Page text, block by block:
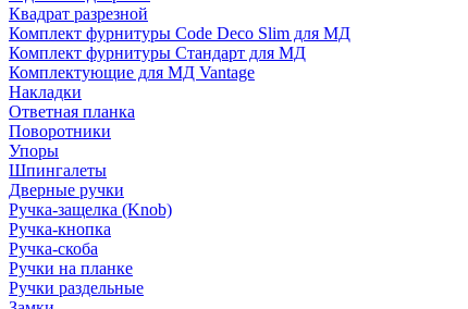
Квадрат разрезной
Комплект фурнитуры Code Deco Slim для МД
Комплект фурнитуры Стандарт для МД
Комплектующие для МД Vantage
Накладки
Ответная планка
Поворотники
Упоры
Шпингалеты
Дверные ручки
Ручка-защелка (Knob)
Ручка-кнопка
Ручка-скоба
Ручки на планке
Ручки раздельные